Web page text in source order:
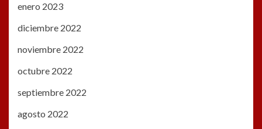
enero 2023
diciembre 2022
noviembre 2022
octubre 2022
septiembre 2022
agosto 2022